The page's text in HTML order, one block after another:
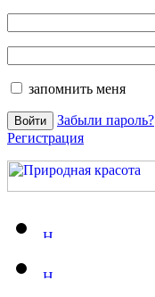
запомнить меня
Забыли пароль?
Регистрация